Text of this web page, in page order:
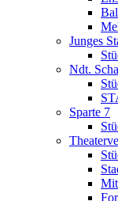
Junges
Ndt.
Sparte 7